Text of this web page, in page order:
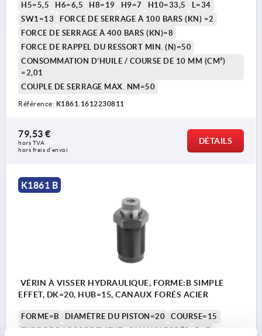
H5=5,5
H6=6,5 H8=19 H9=7 H10=33,5
L=34
SW1=13
FORCE DE SERRAGE À 100 BARS (KN) =2
FORCE DE SERRAGE À 400 BARS (KN)=8
FORCE DE RAPPEL DU RESSORT MIN. (N)=50
CONSOMMATION D’HUILE / COURSE DE 10 MM (CM³)
=2,01
COUPLE DE SERRAGE MAX. NM=50
Référence: K1861.1612230811
79,53 €
hors TVA
hors frais d’envoi
DÉTAILS
K1861 B
VÉRIN À VISSER HYDRAULIQUE, FORME:B SIMPLE
EFFET, DK=20, HUB=15, CANAUX FORÉS ACIER
FORME=B DIAMÈTRE DU PISTON=20
COURSE=15
TYPE DE RACCORDEMENT=CANAUX FORÉS
D=7